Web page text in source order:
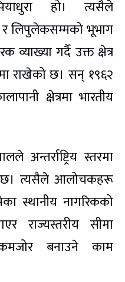
हो। त्यसैले
र लिपुलेकसम्मको भूभाग
गर्दै उक्त क्षेत्र
राखेको छ। सन् १९६२
क्षेत्रमा भारतीय
अन्तर्राष्ट्रिय स्तरमा
छ। त्यसैले आलोचकहरू
स्थानीय नागरिकको
राज्यस्तरीय सीमा
बनाउने काम